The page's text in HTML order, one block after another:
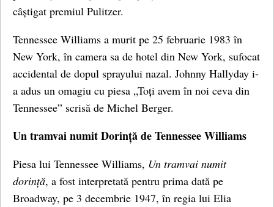
câștigat premiul Pulitzer.
Tennessee Williams a murit pe 25 februarie 1983 în
New York, în camera sa de hotel din New York, sufocat
accidental de dopul sprayului nazal. Johnny Hallyday i-
a adus un omagiu cu piesa „Toți avem în noi ceva din
Tennessee” scrisă de Michel Berger.
Un tramvai numit Dorință de Tennessee Williams
Piesa lui Tennessee Williams, Un tramvai numit
dorință, a fost interpretată pentru prima dată pe
Broadway, pe 3 decembrie 1947, în regia lui Elia